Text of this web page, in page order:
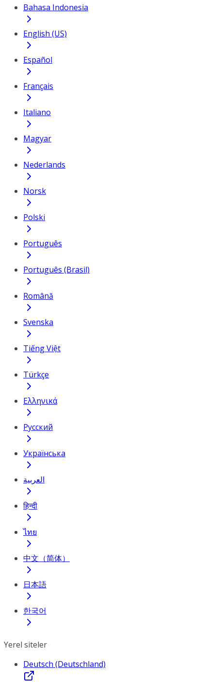
Bahasa Indonesia
English (US)
Español
Français
Italiano
Magyar
Nederlands
Norsk
Polski
Português
Português (Brasil)
Română
Svenska
Tiếng Việt
Türkçe
Ελληνικά
Русский
Українська
العربية
हिन्दी
ไทย
中文（简体）
日本語
한국어
Yerel siteler
Deutsch (Deutschland)